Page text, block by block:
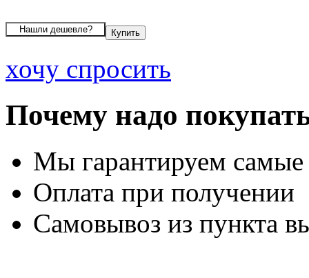
хочу спросить
Почему надо
Мы гарантируем
Оплата при получении
Самовывоз из пункта